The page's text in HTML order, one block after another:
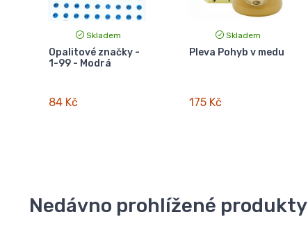
Skladem
Opalitové značky -
1-99 - Modrá
84 Kč
Skladem
Pleva Pohyb v medu
175 Kč
Nedávno prohlížené produkty